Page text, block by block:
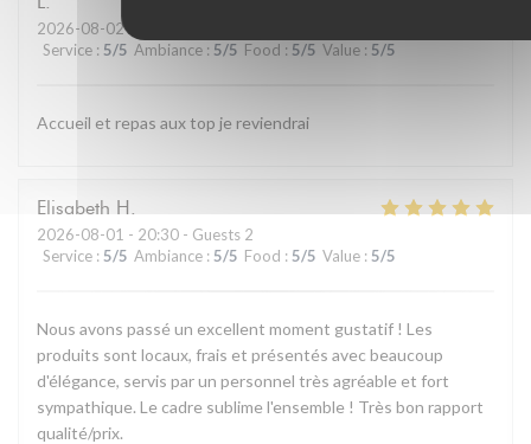
2026-08-02- 12:15 - Guests 4
Service : 5/5 Ambiance : 5/5 Food : 5/5 Value : 5/5
Accueil et repas aux top je reviendrai
Elisabeth H
2026-08-01 - 20:30 - Guests 2
Service : 5/5 Ambiance : 5/5 Food : 5/5 Value : 5/5
Nous avons passé un excellent moment gustatif ! Les
produits sont locaux, frais et présentés avec beaucoup
d'élégance, servis par un personnel très agréable et fort
sympathique. Le cadre sublime l'ensemble ! Très bon rapport
qualité/prix.